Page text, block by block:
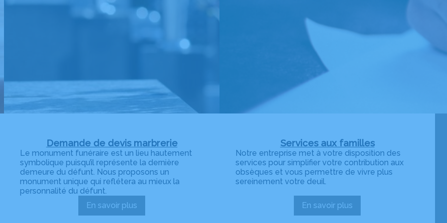
Demande de devis marbrerie
Le monument funéraire est un lieu hautement
symbolique puisqu’il représente la dernière
demeure du défunt. Nous proposons un
monument unique qui reflétera au mieux la
personnalité du défunt.
En savoir plus
:
Services aux familles
Notre entreprise met à votre disposition des
services pour simplifier votre contribution aux
obsèques et vous permettre de vivre plus
sereinement votre deuil.
En savoir plus
: